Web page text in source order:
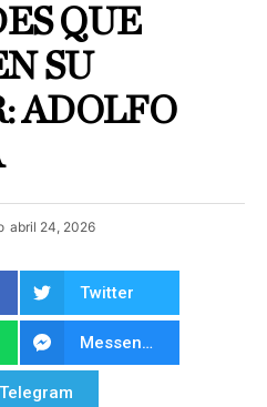
QUE
SU
ADOLFO
abril 24, 2026
Twitter
Messenger
Telegram